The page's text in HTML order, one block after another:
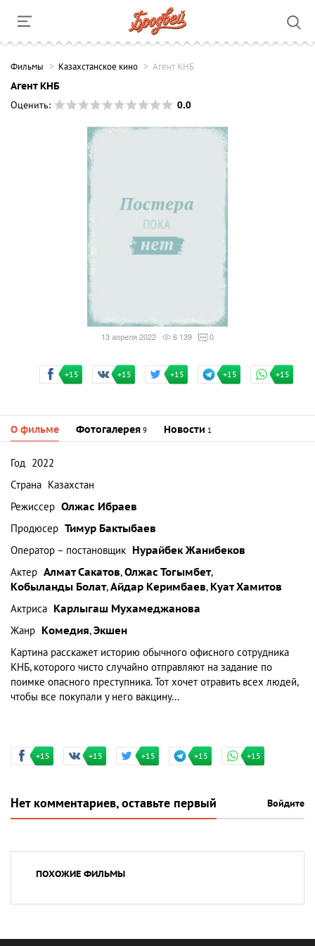
Фильмы Казахстанское кино Агент КНБ
Агент КНБ
Оценить:
0.0
13 апреля 2022 6 139 0
+15 +15 +15 +15 +15
О фильме Фотогалерея 9 Новости 1
Год 2022
Страна
Казахстан
Режиссер Олжас Ибраев
Продюсер Тимур Бактыбаев
Оператор – постановщик
Нурайбек Жанибеков
Актер Алмат Сакатов,Олжас Тогымбет,
Кобыланды Болат,Айдар Керимбаев, Куат Хамитов
Актриса
Карлыгаш Мухамеджанова
Жанр
Комедия,Экшен
Картина расскажет историю обычного офисного сотрудника
КНБ, которого чисто случайно отправляют на задание по
поимке опасного преступника. Тот хочет отравить всех людей,
чтобы все покупали у него вакцину...
+15 +15 +15 +15 +15
Нет комментариев, оставьте первый Войдите
ПОХОЖИЕ ФИЛЬМЫ